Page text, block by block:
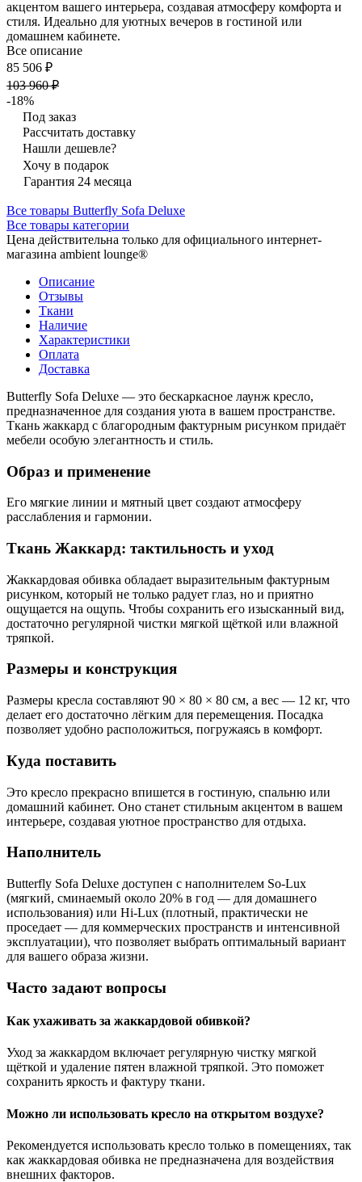
акцентом вашего интерьера, создавая атмосферу комфорта и
стиля. Идеально для уютных вечеров в гостиной или
домашнем кабинете.
Все описание
85 506 ₽
103 960 ₽
-18%
Под заказ
Рассчитать доставку
Нашли дешевле?
Хочу в подарок
Гарантия 24 месяца
Все товары Butterfly Sofa Deluxe
Все товары категории
Цена действительна только для официального интернет-
магазина ambient lounge®
Описание
Отзывы
Ткани
Наличие
Характеристики
Оплата
Доставка
Butterfly Sofa Deluxe — это бескаркасное лаунж кресло,
предназначенное для создания уюта в вашем пространстве.
Ткань жаккард с благородным фактурным рисунком придаёт
мебели особую элегантность и стиль.
Образ и применение
Его мягкие линии и мятный цвет создают атмосферу
расслабления и гармонии.
Ткань Жаккард: тактильность и уход
Жаккардовая обивка обладает выразительным фактурным
рисунком, который не только радует глаз, но и приятно
ощущается на ощупь. Чтобы сохранить его изысканный вид,
достаточно регулярной чистки мягкой щёткой или влажной
тряпкой.
Размеры и конструкция
Размеры кресла составляют 90 × 80 × 80 см, а вес — 12 кг, что
делает его достаточно лёгким для перемещения. Посадка
позволяет удобно расположиться, погружаясь в комфорт.
Куда поставить
Это кресло прекрасно впишется в гостиную, спальню или
домашний кабинет. Оно станет стильным акцентом в вашем
интерьере, создавая уютное пространство для отдыха.
Наполнитель
Butterfly Sofa Deluxe доступен с наполнителем So-Lux
(мягкий, сминаемый около 20% в год — для домашнего
использования) или Hi-Lux (плотный, практически не
проседает — для коммерческих пространств и интенсивной
эксплуатации), что позволяет выбрать оптимальный вариант
для вашего образа жизни.
Часто задают вопросы
Как ухаживать за жаккардовой обивкой?
Уход за жаккардом включает регулярную чистку мягкой
щёткой и удаление пятен влажной тряпкой. Это поможет
сохранить яркость и фактуру ткани.
Можно ли использовать кресло на открытом воздухе?
Рекомендуется использовать кресло только в помещениях, так
как жаккардовая обивка не предназначена для воздействия
внешних факторов.